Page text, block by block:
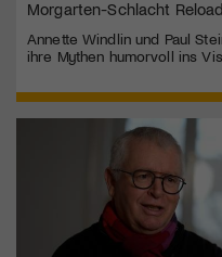
Morgarten-Schlacht
Annette Windlin und Paul
ihre Mythen humorvoll ins